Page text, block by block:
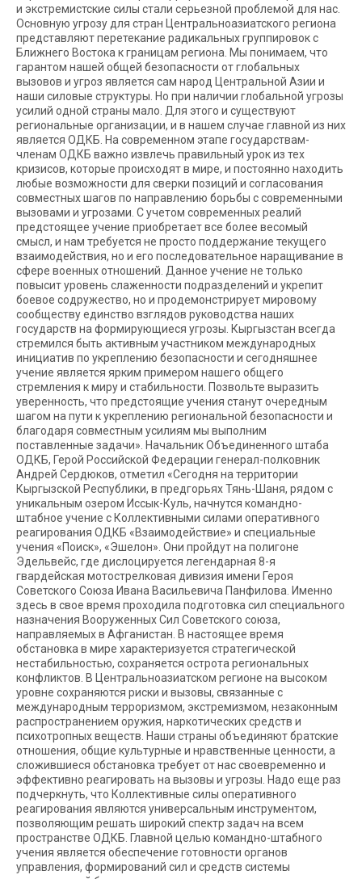
и экстремистские силы стали серьезной проблемой для нас.
Основную угрозу для стран Центральноазиатского региона
представляют перетекание радикальных группировок с
Ближнего Востока к границам региона. Мы понимаем, что
гарантом нашей общей безопасности от глобальных
вызовов и угроз является сам народ Центральной Азии и
наши силовые структуры. Но при наличии глобальной угрозы
усилий одной страны мало. Для этого и существуют
региональные организации, и в нашем случае главной из них
является ОДКБ. На современном этапе государствам-
членам ОДКБ важно извлечь правильный урок из тех
кризисов, которые происходят в мире, и постоянно находить
любые возможности для сверки позиций и согласования
совместных шагов по направлению борьбы с современными
вызовами и угрозами. С учетом современных реалий
предстоящее учение приобретает все более весомый
смысл, и нам требуется не просто поддержание текущего
взаимодействия, но и его последовательное наращивание в
сфере военных отношений. Данное учение не только
повысит уровень слаженности подразделений и укрепит
боевое содружество, но и продемонстрирует мировому
сообществу единство взглядов руководства наших
государств на формирующиеся угрозы. Кыргызстан всегда
стремился быть активным участником международных
инициатив по укреплению безопасности и сегодняшнее
учение является ярким примером нашего общего
стремления к миру и стабильности. Позвольте выразить
уверенность, что предстоящие учения станут очередным
шагом на пути к укреплению региональной безопасности и
благодаря совместным усилиям мы выполним
поставленные задачи». Начальник Объединенного штаба
ОДКБ, Герой Российской Федерации генерал-полковник
Андрей Сердюков, отметил «Сегодня на территории
Кыргызской Республики, в предгорьях Тянь-Шаня, рядом с
уникальным озером Иссык-Куль, начнутся командно-
штабное учение с Коллективными силами оперативного
реагирования ОДКБ «Взаимодействие» и специальные
учения «Поиск», «Эшелон». Они пройдут на полигоне
Эдельвейс, где дислоцируется легендарная 8-я
гвардейская мотострелковая дивизия имени Героя
Советского Союза Ивана Васильевича Панфилова. Именно
здесь в свое время проходила подготовка сил специального
назначения Вооруженных Сил Советского союза,
направляемых в Афганистан. В настоящее время
обстановка в мире характеризуется стратегической
нестабильностью, сохраняется острота региональных
конфликтов. В Центральноазиатском регионе на высоком
уровне сохраняются риски и вызовы, связанные с
международным терроризмом, экстремизмом, незаконным
распространением оружия, наркотических средств и
психотропных веществ. Наши страны объединяют братские
отношения, общие культурные и нравственные ценности, а
сложившиеся обстановка требует от нас своевременно и
эффективно реагировать на вызовы и угрозы. Надо еще раз
подчеркнуть, что Коллективные силы оперативного
реагирования являются универсальным инструментом,
позволяющим решать широкий спектр задач на всем
пространстве ОДКБ. Главной целью командно-штабного
учения является обеспечение готовности органов
управления, формирований сил и средств системы